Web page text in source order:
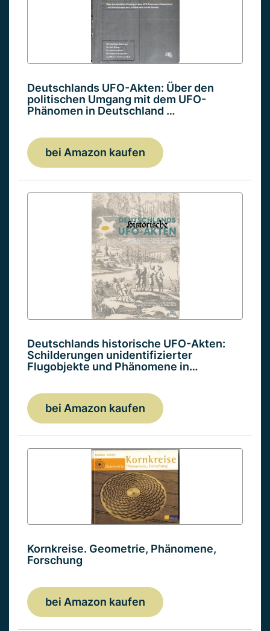
Deutschlands UFO-Akten: Über den
politischen Umgang mit dem UFO-
Phänomen in Deutschland …
bei Amazon kaufen
Deutschlands historische UFO-Akten:
Schilderungen unidentifizierter
Flugobjekte und Phänomene in…
bei Amazon kaufen
Kornkreise. Geometrie, Phänomene,
Forschung
bei Amazon kaufen